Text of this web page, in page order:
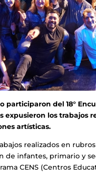
participaron del 18°
expusieron los trabajos
artísticas.
realizados en
de infantes, primario y
CENS (Centros